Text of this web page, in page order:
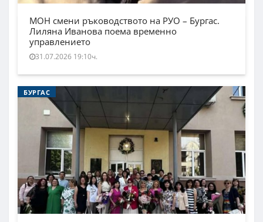
МОН смени ръководството на РУО – Бургас.
Лиляна Иванова поема временно
управлението
31.07.2026 19:10ч.
БУРГАС